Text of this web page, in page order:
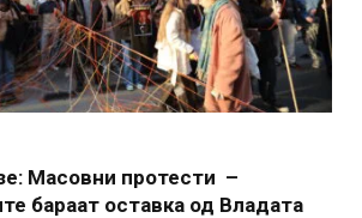
Масовни протести –
бараат оставка од Владата